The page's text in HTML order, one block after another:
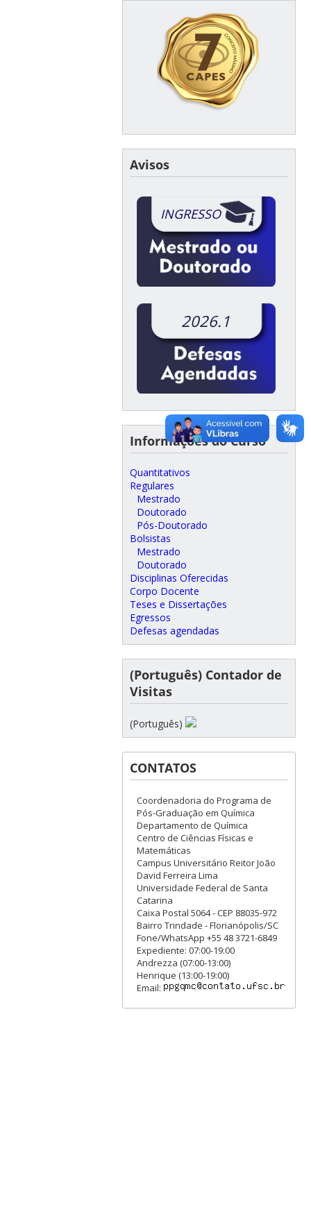
Avisos
INGRESSO
2026.1
Informações do Curso
Quantitativos
Regulares
Mestrado
Doutorado
Pós-Doutorado
Bolsistas
Mestrado
Doutorado
Disciplinas Oferecidas
Corpo Docente
Teses e Dissertações
Egressos
Defesas agendadas
(Português) Contador de
Visitas
(Português)
CONTATOS
Coordenadoria do Programa de
Pós-Graduação em Química
Departamento de Química
Centro de Ciências Físicas e
Matemáticas
Campus Universitário Reitor João
David Ferreira Lima
Universidade Federal de Santa
Catarina
Caixa Postal 5064 - CEP 88035-972
Bairro Trindade - Florianópolis/SC
Fone/WhatsApp +55 48 3721-6849
Expediente: 07:00-19:00
Andrezza (07:00-13:00)
Henrique (13:00-19:00)
Email: